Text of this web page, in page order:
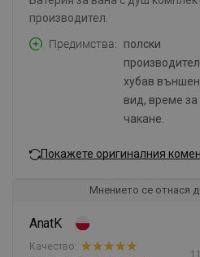
производител.
Предимства
полски
хубав външен
вид, време за
чакане.
Покажете оригиналния
Мнението се отнася
AnatK
Качество: